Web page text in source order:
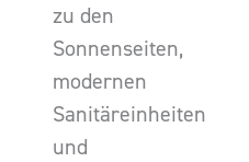
zu den
Sonnenseiten,
modernen
Sanitäreinheiten
und